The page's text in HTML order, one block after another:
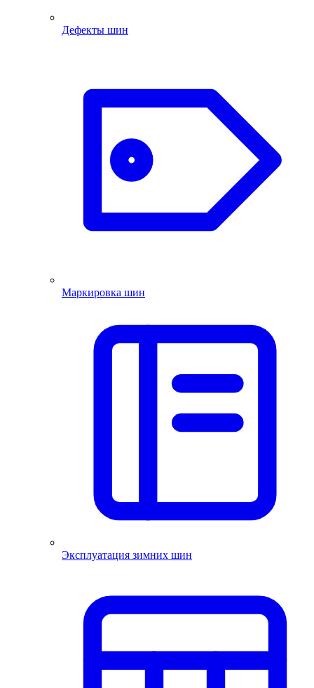
Дефекты шин
Маркировка шин
Эксплуатация зимних шин